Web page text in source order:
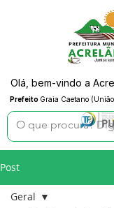
Prefeito Graia Caetano
Olá, bem-vindo a
Post
Geral